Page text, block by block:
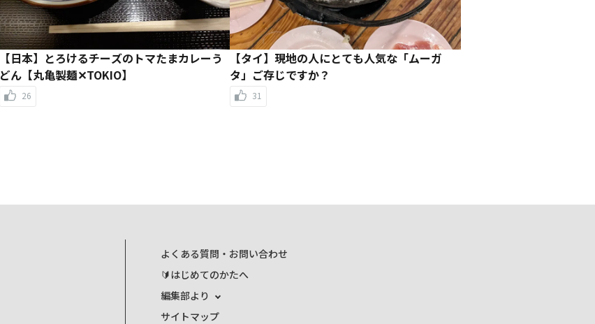
【日本】とろけるチーズのトマたまカレーう
どん【丸亀製麺✕TOKIO】
26
【タイ】現地の人にとても人気な「ムーガ
タ」ご存じですか？
31
よくある質問・お問い合わせ
🔰はじめてのかたへ
編集部より
サイトマップ